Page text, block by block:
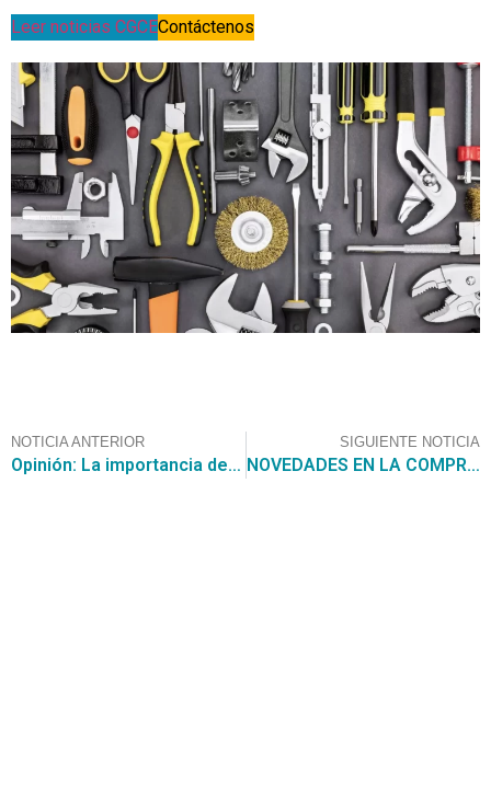
Leer noticias CGCEContáctenos
NOTICIA ANTERIOR
Opinión: La importancia de los Convenios Marco en la Compra Pública a 20 años desde su creación
SIGUIENTE NOTICIA
NOVEDADES EN LA COMPRA PÚBLICA DEL MES AGOSTO 2023